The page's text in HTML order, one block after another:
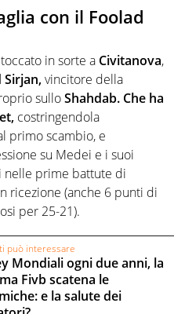
con il Foolad
in sorte a Civitanova,
Sirjan,vincitore della
sulloShahdab. Che ha
costringendola
primo scambio, e
su Medei e i suoi
nelle prime battute di
ricezione (anche 6 punti di
per 25-21).
può interessare
Mondiali ogni due anni, la
Fivb scatena le
e la salute dei